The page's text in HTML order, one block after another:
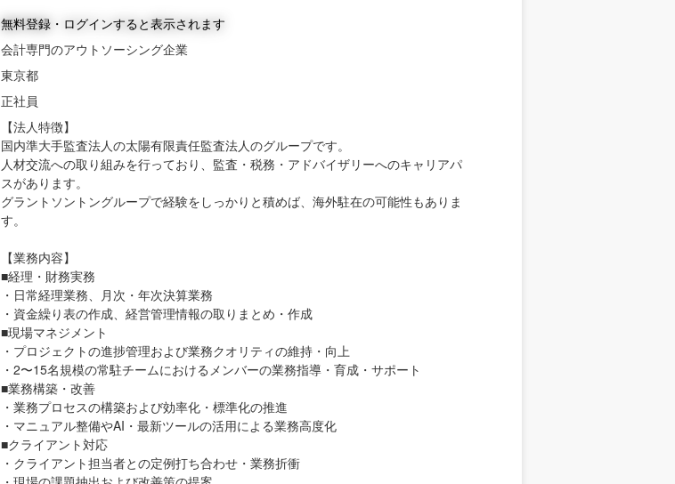
無料登録・ログインすると表示されます
会計専門のアウトソーシング企業
東京都
正社員
【法人特徴】
国内準大手監査法人の太陽有限責任監査法人のグループです。
人材交流への取り組みを行っており、監査・税務・アドバイザリーへのキャリアパ
スがあります。
グラントソントングループで経験をしっかりと積めば、海外駐在の可能性もありま
す。
【業務内容】
■経理・財務実務
・日常経理業務、月次・年次決算業務
・資金繰り表の作成、経営管理情報の取りまとめ・作成
■現場マネジメント
・プロジェクトの進捗管理および業務クオリティの維持・向上
・2〜15名規模の常駐チームにおけるメンバーの業務指導・育成・サポート
■業務構築・改善
・業務プロセスの構築および効率化・標準化の推進
・マニュアル整備やAI・最新ツールの活用による業務高度化
■クライアント対応
・クライアント担当者との定例打ち合わせ・業務折衝